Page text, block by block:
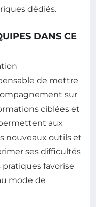
dédiés.
DANS CE
de mettre
sur
ciblées et
aux
nouveaux outils et
ses difficultés
favorise
mode de